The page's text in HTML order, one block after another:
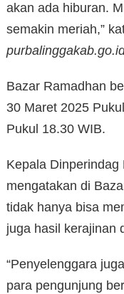
akan ada hiburan.
semakin meriah,”
Bazar Ramadhan
30 Maret 2025
Pukul 18.30 WIB.
Kepala Dinperindag
mengatakan di
tidak hanya bisa
juga hasil kerajinan
“Penyelenggara
para pengunjung